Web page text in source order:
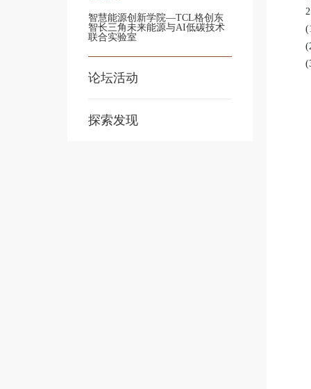
智慧能源创新学院—TCL格创东
智长三角未来能源与AI低碳技术
联合实验室
论坛活动
探索发现